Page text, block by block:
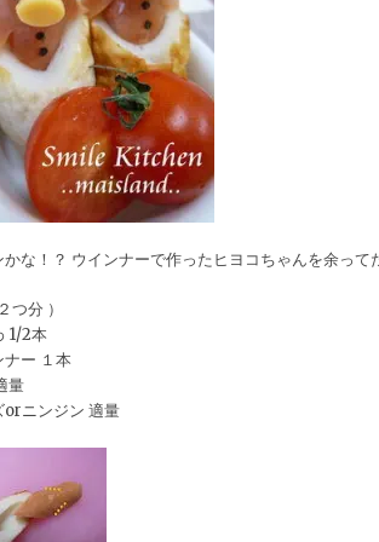
かな！？ ウインナーで作ったヒヨコちゃんを余っ
つ分 ）
1/2本
ナー １本
量
orニンジン 適量